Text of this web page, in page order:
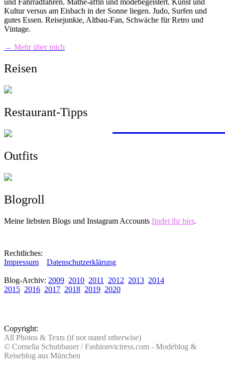
und Fahrradfahren. Mathe-affin und modebegeistert. Kunst und
Kultur versus am Eisbach in der Sonne liegen. Judo, Surfen und
gutes Essen. Reisejunkie, Altbau-Fan, Schwäche für Retro und
Vintage.
→ Mehr über mich
Reisen
Restaurant-Tipps
Outfits
Blogroll
Meine liebsten Blogs und Instagram Accounts findet ihr hier.
Rechtliches:
Impressum
Datenschutzerklärung
Blog-Archiv: 2009 2010 2011 2012 2013 2014
2015 2016 2017 2018 2019 2020
Copyright:
All Photos & Texts (if not stated otherwise)
© Cornelia Schuhbauer / Fashionvictress.com - Modeblog &
Reiseblog aus München